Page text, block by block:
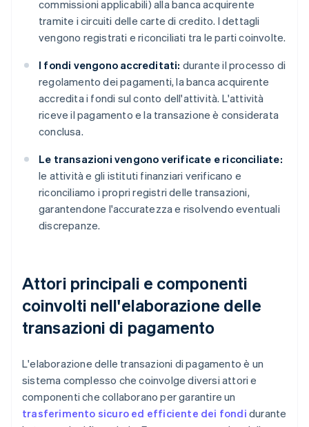
commissioni applicabili) alla banca acquirente
tramite i circuiti delle carte di credito. I dettagli
vengono registrati e riconciliati tra le parti coinvolte.
I fondi vengono accreditati: durante il processo di
regolamento dei pagamenti, la banca acquirente
accredita i fondi sul conto dell'attività. L'attività
riceve il pagamento e la transazione è considerata
conclusa.
Le transazioni vengono verificate e riconciliate:
le attività e gli istituti finanziari verificano e
riconciliamo i propri registri delle transazioni,
garantendone l'accuratezza e risolvendo eventuali
discrepanze.
Attori principali e componenti
coinvolti nell'elaborazione delle
transazioni di pagamento
L'elaborazione delle transazioni di pagamento è un
sistema complesso che coinvolge diversi attori e
componenti che collaborano per garantire un
trasferimento sicuro ed efficiente dei fondi durante